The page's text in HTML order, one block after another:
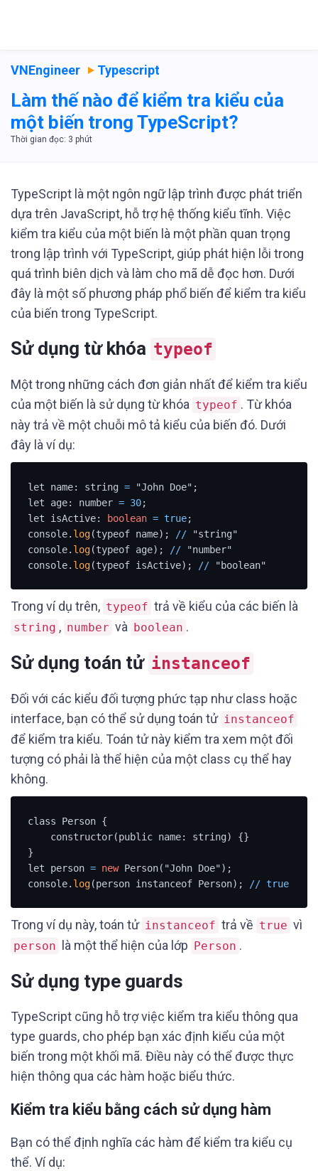
VNEngineer Typescript
Làm thế nào để kiểm tra kiểu của
một biến trong TypeScript?
TypeScript là một ngôn ngữ lập trình được phát triển
dựa trên JavaScript, hỗ trợ hệ thống kiểu tĩnh. Việc
kiểm tra kiểu của một biến là một phần quan trọng
trong lập trình với TypeScript, giúp phát hiện lỗi trong
quá trình biên dịch và làm cho mã dễ đọc hơn. Dưới
đây là một số phương pháp phổ biến để kiểm tra kiểu
của biến trong TypeScript.
Sử dụng từ khóa typeof
Một trong những cách đơn giản nhất để kiểm tra kiểu
của một biến là sử dụng từ khóa typeof . Từ khóa
này trả về một chuỗi mô tả kiểu của biến đó. Dưới
đây là ví dụ:
let name: string = "John Doe";
let age: number = 30;
let isActive: boolean = true;
console. log(typeof name); // "string"
console. log(typeof age); // "number"
console. log(typeof isActive); // "boolean"
Trong ví dụ trên, typeof trả về kiểu của các biến là
string , number và boolean .
Sử dụng toán tử instanceof
Đối với các kiểu đối tượng phức tạp như class hoặc
interface, bạn có thể sử dụng toán tử instanceof
để kiểm tra kiểu. Toán tử này kiểm tra xem một đối
tượng có phải là thể hiện của một class cụ thể hay
không.
class Person {
}
let person = new Person("John Doe");
console. log(person instanceof Person); // true
Trong ví dụ này, toán tử instanceof trả về true vì
person là một thể hiện của lớp Person .
Sử dụng type guards
TypeScript cũng hỗ trợ việc kiểm tra kiểu thông qua
type guards, cho phép bạn xác định kiểu của một
biến trong một khối mã. Điều này có thể được thực
hiện thông qua các hàm hoặc biểu thức.
Kiểm tra kiểu bằng cách sử dụng hàm
Bạn có thể định nghĩa các hàm để kiểm tra kiểu cụ
thể. Ví dụ: